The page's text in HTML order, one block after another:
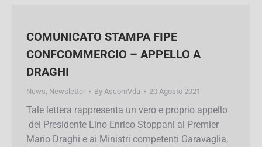
COMUNICATO STAMPA FIPE
CONFCOMMERCIO – APPELLO A
DRAGHI
News, Newsletter By AscomVda 20 Agosto 2021
Tale lettera rappresenta un vero e proprio
appello del Presidente Lino Enrico Stoppani al
Premier Mario Draghi e ai Ministri competenti